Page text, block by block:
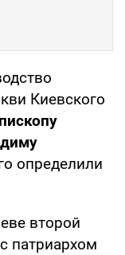
Киевского
определили
второй
с патриархом